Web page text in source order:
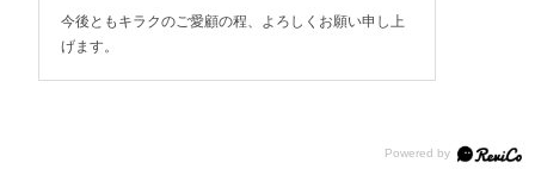
今後ともキラクのご愛顧の程、よろしくお願い申し上
げます。